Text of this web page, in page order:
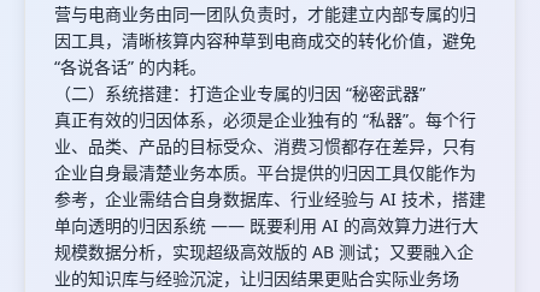
营与电商业务由同一团队负责时，才能建立内部专属的归
因工具，清晰核算内容种草到电商成交的转化价值，避免
“各说各话” 的内耗。
（二）系统搭建：打造企业专属的归因 “秘密武器”
真正有效的归因体系，必须是企业独有的 “私器”。每个行
业、品类、产品的目标受众、消费习惯都存在差异，只有
企业自身最清楚业务本质。平台提供的归因工具仅能作为
参考，企业需结合自身数据库、行业经验与 AI 技术，搭建
单向透明的归因系统 —— 既要利用 AI 的高效算力进行大
规模数据分析，实现超级高效版的 AB 测试；又要融入企
业的知识库与经验沉淀，让归因结果更贴合实际业务场